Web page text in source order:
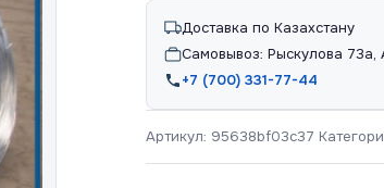
Доставка по Казахстану
Самовывоз: Рыскулова 73а,
+7 (700) 331-77-44
Артикул: 95638bf03c37